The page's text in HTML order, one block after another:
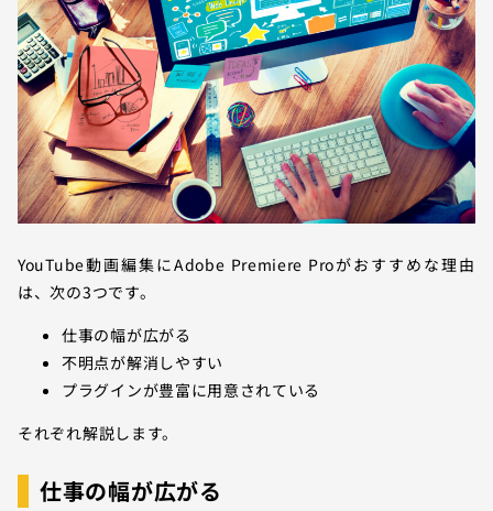
YouTube動画編集にAdobe Premiere Proがおすすめな理由
は、次の3つです。
仕事の幅が広がる
不明点が解消しやすい
プラグインが豊富に用意されている
それぞれ解説します。
仕事の幅が広がる